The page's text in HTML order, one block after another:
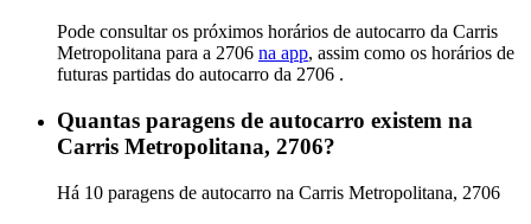
Pode consultar os próximos horários de autocarro da Carris
Metropolitana para a 2706 na app, assim como os horários de
futuras partidas do autocarro da 2706 .
Quantas paragens de autocarro existem na
Carris Metropolitana, 2706?
Há 10 paragens de autocarro na Carris Metropolitana, 2706